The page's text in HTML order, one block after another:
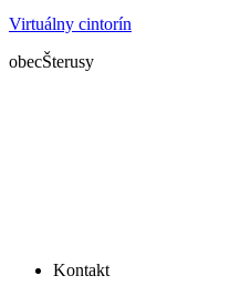
Virtuálny cintorín
obecŠterusy
Kontakt